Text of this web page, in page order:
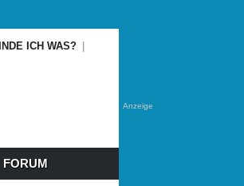
Anzeige
ICH WAS?
FORUM